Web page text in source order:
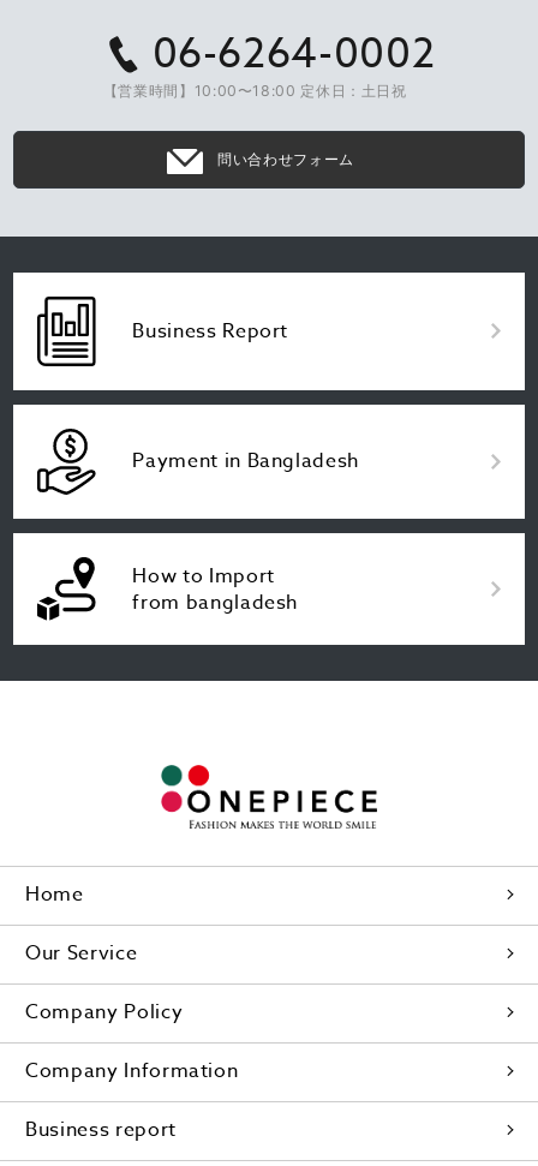
06-6264-0002
【営業時間】10:00〜18:00 定休日：土日祝
問い合わせフォーム
Business Report
Payment in Bangladesh
How to Import
from bangladesh
Home
Our Service
Company Policy
Company Information
Business report